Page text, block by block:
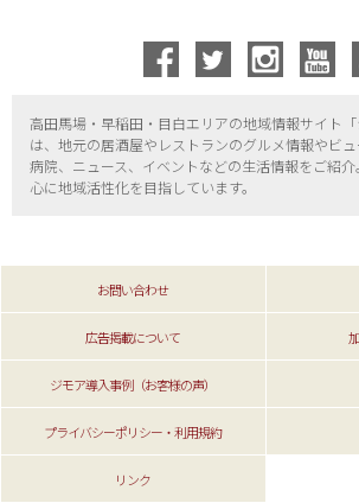
高田馬場・早稲田・目白エリアの地域情報サイト
は、地元の居酒屋やレストランのグルメ情報やビュ
病院、ニュース、イベントなどの生活情報をご紹介
心に地域活性化を目指しています。
お問い合わせ
広告掲載について
ジモア導入事例（お客様の声）
プライバシーポリシー・利用規約
リンク